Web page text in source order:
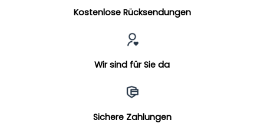
Kostenlose Rücksendungen
Wir sind für Sie da
Sichere Zahlungen